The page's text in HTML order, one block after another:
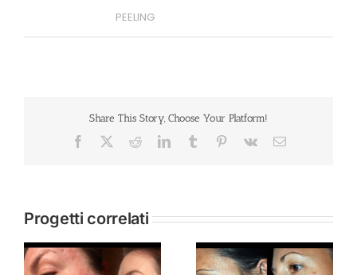
PEELING
Share This Story, Choose Your Platform!
Facebook RedditLinkedInTumblr Pinterest
Vk Email
Progetti correlati